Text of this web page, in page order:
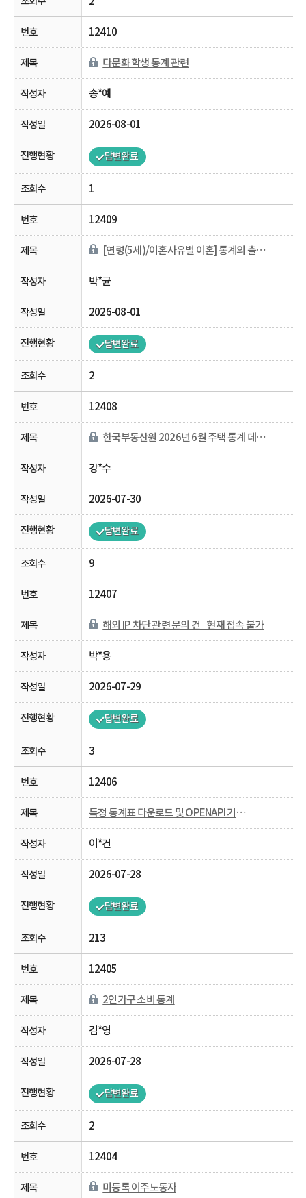
12410
다문화 학생 통계 관련
송*예
2026-08-01
답변완료
1
12409
[연령(5세)/이혼사유별 이혼] 통계의 출처가 궁금합니다.
박*균
2026-08-01
답변완료
2
12408
한국부동산원 2026년 6월 주택 통계 데이터 반영 일정 문의
강*수
2026-07-30
답변완료
9
12407
해외 IP 차단 관련 문의 건_현재 접속 불가
박*용
2026-07-29
답변완료
3
12406
특정 통계표 다운로드 및 OPENAPI 기능 비활성화
이*건
2026-07-28
답변완료
213
12405
2인가구 소비 통계
김*영
2026-07-28
답변완료
2
12404
미등록 이주노동자